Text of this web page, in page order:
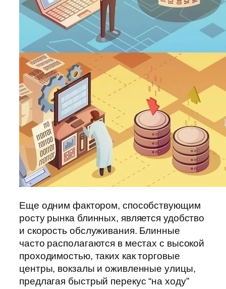
Еще одним фактором, способствующим
росту рынка блинных, является удобство
и скорость обслуживания. Блинные
часто располагаются в местах с высокой
проходимостью, таких как торговые
центры, вокзалы и оживленные улицы,
предлагая быстрый перекус “на ходу”